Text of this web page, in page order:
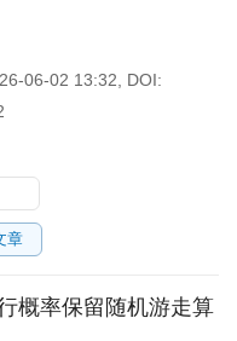
06-02 13:32
DOI:
章
概率保留随机游走算